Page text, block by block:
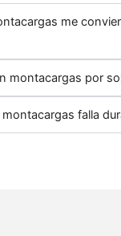
me
montacargas por
montacargas falla